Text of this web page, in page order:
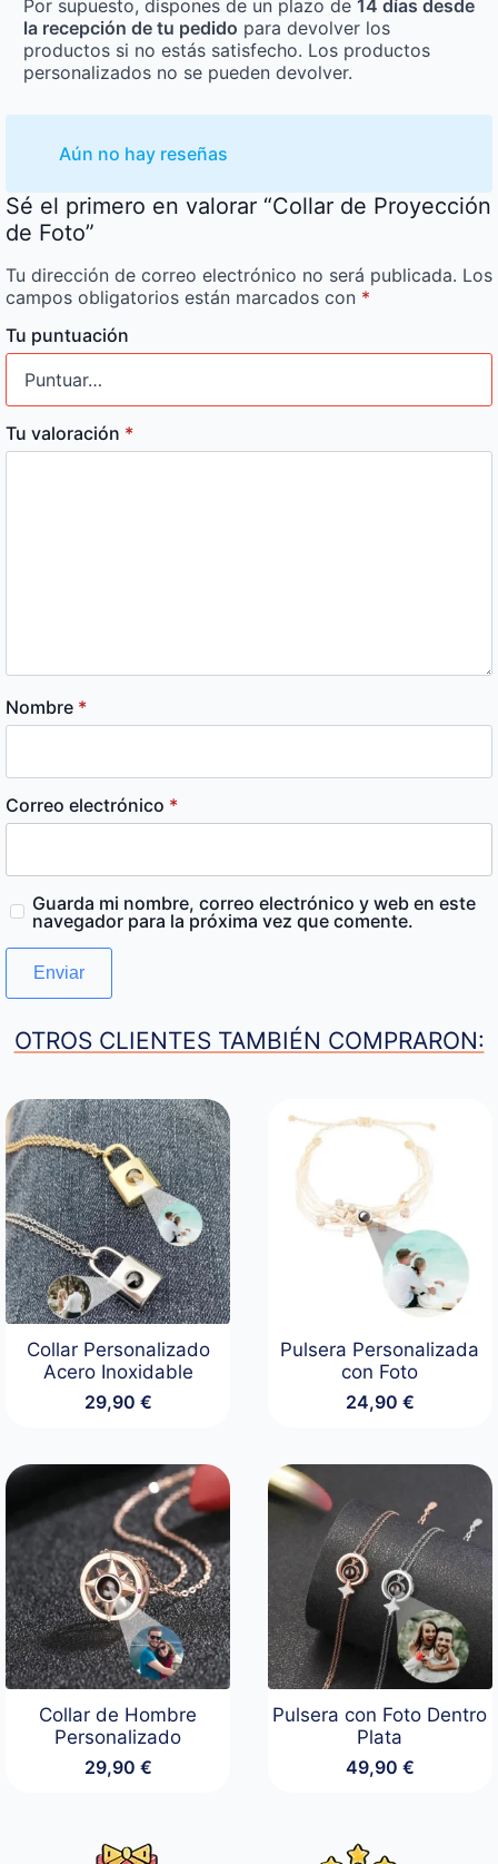
Por supuesto, dispones de un plazo de 14 días desde
la recepción de tu pedido para devolver los
productos si no estás satisfecho. Los productos
personalizados no se pueden devolver.
Aún no hay reseñas
Sé el primero en valorar “Collar de Proyección
de Foto”
Tu dirección de correo electrónico no será publicada. Los
campos obligatorios están marcados con *
Tu puntuación
Tu valoración *
Nombre *
Correo electrónico *
Guarda mi nombre, correo electrónico y web en este
navegador para la próxima vez que comente.
OTROS CLIENTES TAMBIÉN COMPRARON:
Collar Personalizado
Acero Inoxidable
29,90 €
Pulsera Personalizada
con Foto
24,90 €
Collar de Hombre
Personalizado
29,90 €
Pulsera con Foto Dentro
Plata
49,90 €